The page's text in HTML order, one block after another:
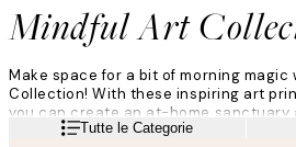
Mindful Art
Make space for a bit of morning magic
Collection! With these inspiring art
you can create an at-home sanctuary
mindful intention, letting affirmations
Leggi di piùTutte le Categorie